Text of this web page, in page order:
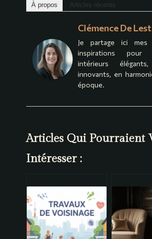
À propos Articles récents
Clémence De
Je partage ici
inspirations
intérieurs
innovants, en
époque.
Articles Qui Pourraient
Intéresser :